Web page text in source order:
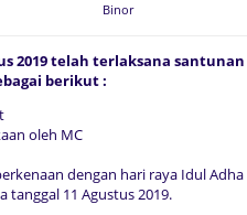
Binor
2019 telah terlaksana
berikut :
oleh MC
dengan hari raya Idul
tanggal 11 Agustus 2019.